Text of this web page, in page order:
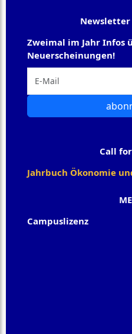
Campuslizenz
Zweimal im Jahr Infos
Neuerscheinungen!
Call
Jahrbuch Ökonomie